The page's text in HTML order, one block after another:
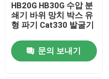
HB20G HB30G 수압 분
쇄기 바위 망치 박스 유
형 파기 Cat330 발굴기
문의 보내기